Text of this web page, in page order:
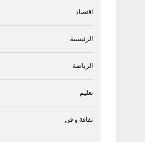
اقتصاد
الرئيسية
الرياضة
تعليم
ثقافة و فن